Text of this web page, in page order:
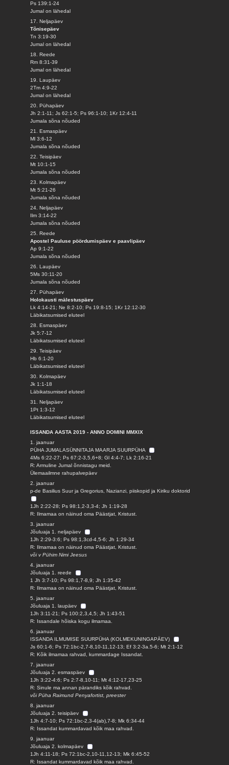
Ps 139:1-24
Jumal on lähedal
17. Neljapäev
Tõnisepäev
Tn 3:19-30
Jumal on lähedal
18. Reede
Rm 8:31-39
Jumal on lähedal
19. Laupäev
2Tm 4:9-22
Jumal on lähedal
20. Pühapäev
Jh 2:1-11; Js 62:1-5; Ps 96:1-10; 1Kr 12:4-11
Jumala sõna nõuded
21. Esmaspäev
Ml 3:6-12
Jumala sõna nõuded
22. Teisipäev
Mt 10:1-15
Jumala sõna nõuded
23. Kolmapäev
Mt 5:21-26
Jumala sõna nõuded
24. Neljapäev
Ilm 3:14-22
Jumala sõna nõuded
25. Reede
Apostel Pauluse pöördumispäev e paavlipäev
Ap 9:1-22
Jumala sõna nõuded
26. Laupäev
5Ms 30:11-20
Jumala sõna nõuded
27. Pühapäev
Holokausti mälestuspäev
Lk 4:14-21; Ne 8:2-10; Ps 19:8-15; 1Kr 12:12-30
Läbikatsumised eluteel
28. Esmaspäev
Jk 5:7-12
Läbikatsumised eluteel
29. Teisipäev
Hb 6:1-20
Läbikatsumised eluteel
30. Kolmapäev
Jk 1:1-18
Läbikatsumised eluteel
31. Neljapäev
1Pt 1:3-12
Läbikatsumised eluteel
ISSANDA AASTA 2019 - ANNO DOMINI MMXIX
1. jaanuar
PÜHA JUMALASÜNNITAJA MAARJA SUURPÜHA
4Ms 6:22-27; Ps 67:2-3,5,6+8; Gl 4:4-7; Lk 2:16-21
R: Armuline Jumal õnnistagu meid.
Ülemaailmne rahupalvepäev
2. jaanuar
p-de Basilius Suur ja Gregorius, Nazianzi, piiskopid ja Kiriku doktorid
1Jh 2:22-28; Ps 98:1,2-3,3-4; Jh 1:19-28
R: Ilmamaa on näinud oma Päästjat, Kristust.
3. jaanuar
Jõuluaja 1. neljapäev
1Jh 2:29-3:6; Ps 98:1,3cd-4,5-6; Jh 1:29-34
R: Ilmamaa on näinud oma Päästjat, Kristust.
või v Pühim Nimi Jeesus
4. jaanuar
Jõuluaja 1. reede
1 Jh 3:7-10; Ps 98:1,7-8,9; Jh 1:35-42
R: Ilmamaa on näinud oma Päästjat, Kristust.
5. jaanuar
Jõuluaja 1. laupäev
1Jh 3:11-21; Ps 100:2,3,4,5; Jh 1:43-51
R: Issandale hõiska kogu ilmamaa.
6. jaanuar
ISSANDA ILMUMISE SUURPÜHA (KOLMEKUNINGAPÄEV)
Js 60:1-6; Ps 72:1bc-2,7-8,10-11,12-13; Ef 3:2-3a.5-6; Mt 2:1-12
R: Kõik ilmamaa rahvad, kummardage Issandat.
7. jaanuar
Jõuluaja 2. esmaspäev
1Jh 3:22-4:6; Ps 2:7-8,10-11; Mt 4:12-17,23-25
R: Sinule ma annan pärandiks kõik rahvad.
või Püha Raimund Penyafortist, preester
8. jaanuar
Jõuluaja 2. teisipäev
1Jh 4:7-10; Ps 72:1bc-2,3-4(ab),7-8; Mk 6:34-44
R: Issandat kummardavad kõik maa rahvad.
9. jaanuar
Jõuluaja 2. kolmapäev
1Jh 4:11-18; Ps 72:1bc-2,10-11,12-13; Mk 6:45-52
R: Issandat kummardavad kõik maa rahvad.